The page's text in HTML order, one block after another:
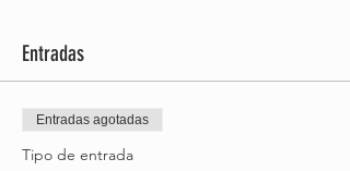
Entradas
Entradas agotadas
Tipo de entrada